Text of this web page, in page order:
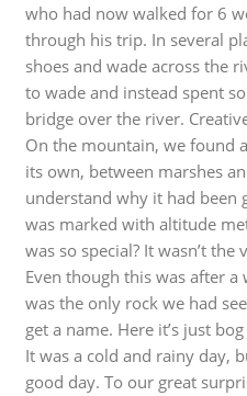
who had now walked for 6
through his trip. In several
shoes and wade across the
to wade and instead spent
bridge over the river.
On the mountain, we found
its own, between marshes
understand why it had been
was marked with altitude
was so special? It wasn’t
Even though this was after a
was the only rock we had
get a name. Here it’s just
It was a cold and rainy day,
good day. To our great